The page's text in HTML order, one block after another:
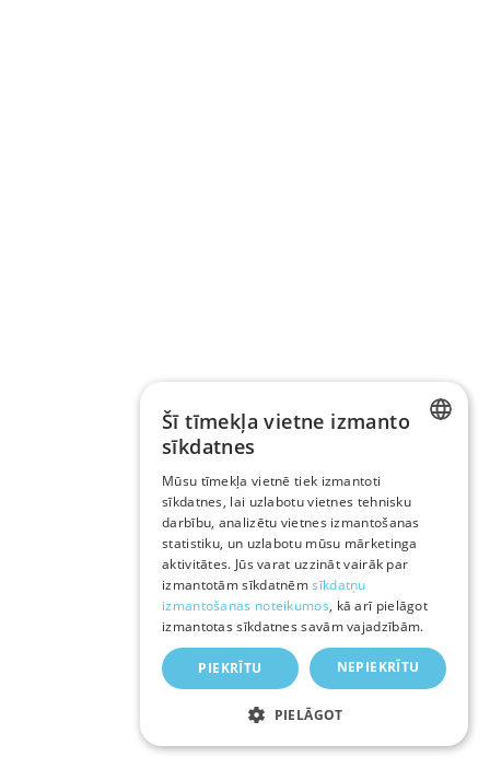
RUSSIAN
ENGLISH
Šī tīmekļa vietne izmanto
sīkdatnes
Mūsu tīmekļa vietnē tiek izmantoti
sīkdatnes, lai uzlabotu vietnes tehnisku
darbību, analizētu vietnes izmantošanas
statistiku, un uzlabotu mūsu mārketinga
aktivitātes. Jūs varat uzzināt vairāk par
izmantotām sīkdatnēmsīkdatņu
izmantošanas noteikumos, kā arī pielāgot
izmantotas sīkdatnes savām vajadzībām.
PIEKRĪTU NEPIEKRĪTU
PIELĀGOT